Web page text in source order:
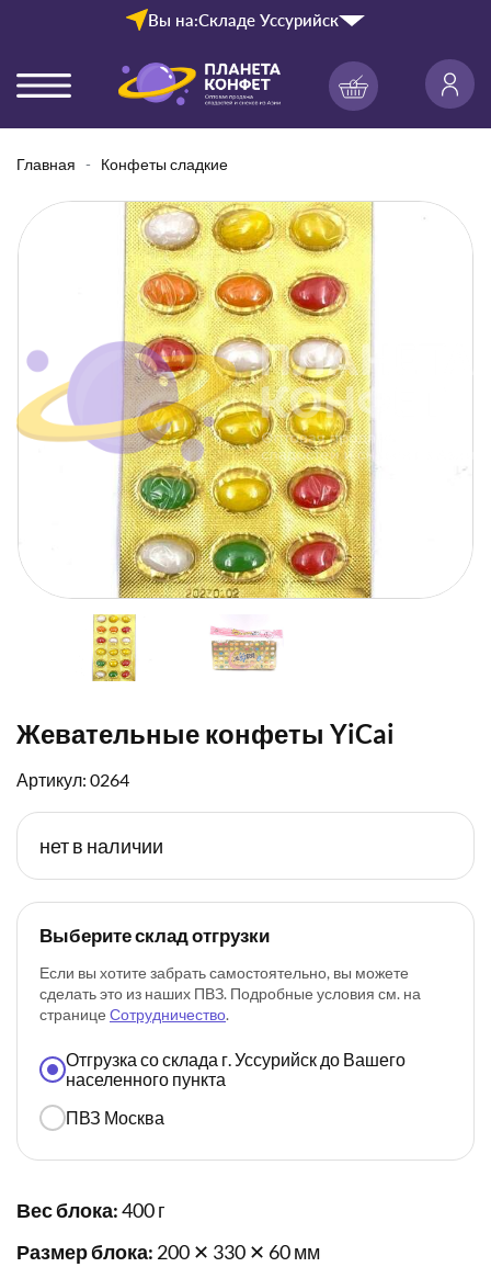
Вы на:Складе Уссурийск
Главная Конфеты сладкие
Жевательные конфеты YiCai
Артикул: 0264
нет в наличии
Выберите склад отгрузки
Если вы хотите забрать самостоятельно, вы можете
сделать это из наших ПВЗ. Подробные условия см. на
странице Сотрудничество.
Отгрузка со склада г. Уссурийск до Вашего
населенного пункта
ПВЗ Москва
Вес блока:400 г
Размер блока: 200 ✕ 330 ✕ 60 мм